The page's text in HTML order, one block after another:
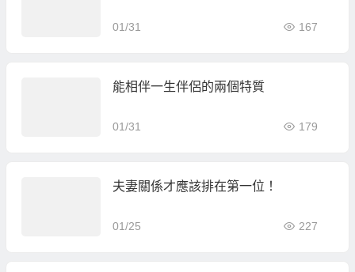
01/31 167
能相伴一生伴侶的兩個特質
01/31 179
夫妻關係才應該排在第一位！
01/25 227